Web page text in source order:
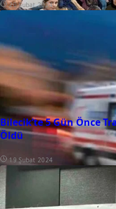
20 Şubat 2024
Bilecik’te 5 Gün Önce
Öldü
19 Şubat 2024